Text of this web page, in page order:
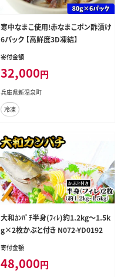
寒中なまこ使用!赤なまこポン酢漬け
6パック 【高鮮度3D凍結】
寄付金額
32,000円
兵庫県新温泉町
冷凍
大和ｶﾝﾊﾟﾁ半身(ﾌｨﾚ)約1.2kg～1.5k
g×2枚かぶと付き N072-YD0192
寄付金額
48,000円